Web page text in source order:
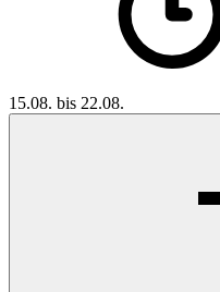
15.08. bis 22.08.